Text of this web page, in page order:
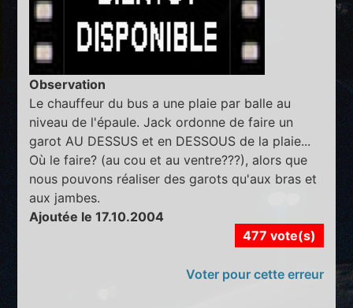
Observation
Le chauffeur du bus a une plaie par balle au
niveau de l'épaule. Jack ordonne de faire un
garot AU DESSUS et en DESSOUS de la plaie...
Où le faire? (au cou et au ventre???), alors que
nous pouvons réaliser des garots qu'aux bras et
aux jambes.
Ajoutée le 17.10.2004
477 vote(s)
Voter pour cette erreur